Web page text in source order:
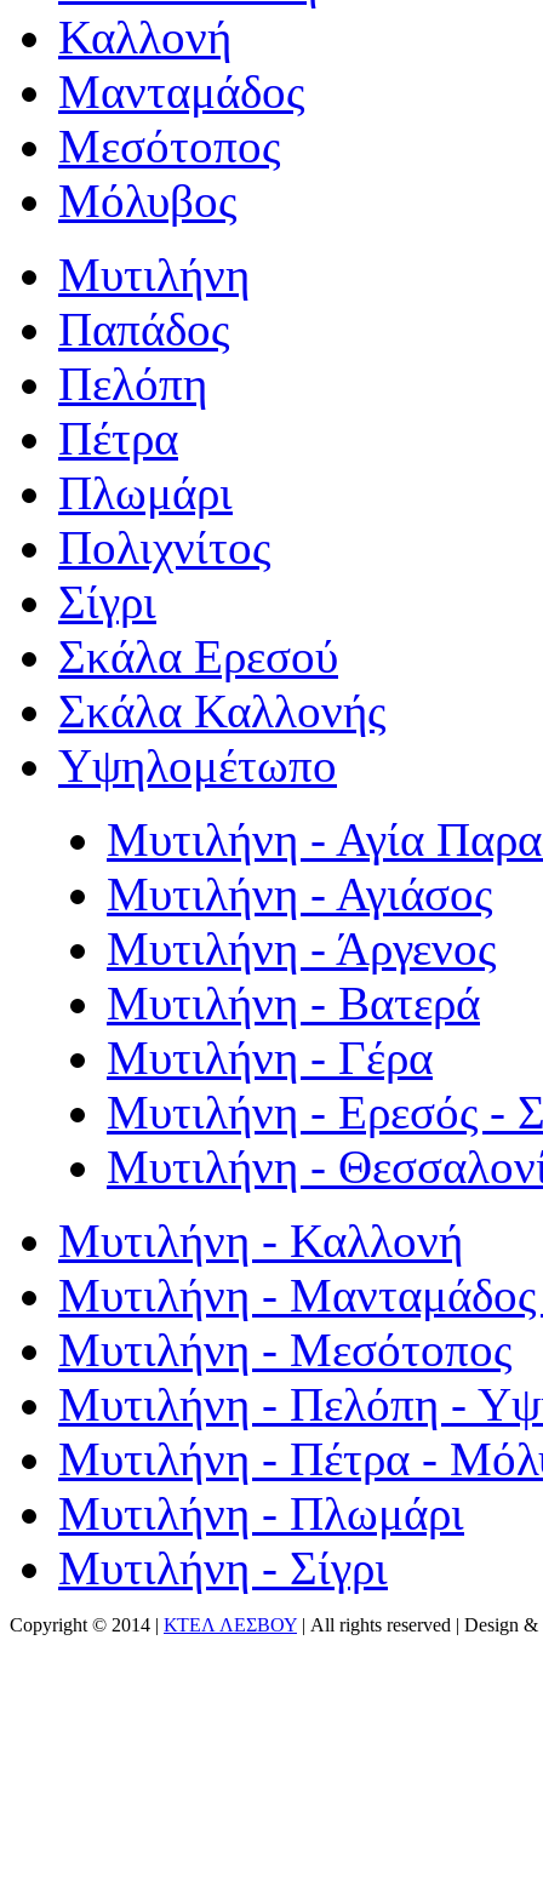
Καλλονή
Μανταμάδος
Μεσότοπος
Μόλυβος
Μυτιλήνη
Παπάδος
Πελόπη
Πέτρα
Πλωμάρι
Πολιχνίτος
Σίγρι
Σκάλα Ερεσού
Σκάλα Καλλονής
Υψηλομέτωπο
Μυτιλήνη - Αγία
Μυτιλήνη - Αγιάσος
Μυτιλήνη - Άργενος
Μυτιλήνη - Βατερά
Μυτιλήνη - Γέρα
Μυτιλήνη - Ερεσός -
Μυτιλήνη -
Μυτιλήνη - Καλλονή
Μυτιλήνη - Μανταμάδος
Μυτιλήνη - Μεσότοπος
Μυτιλήνη - Πελόπη -
Μυτιλήνη - Πέτρα -
Μυτιλήνη - Πλωμάρι
Μυτιλήνη - Σίγρι
Copyright © 2014 | ΚΤΕΛ ΛΕΣΒΟΥ | All rights reserved | Design &